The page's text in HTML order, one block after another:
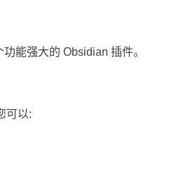
能强大的 Obsidian 插件。
可以: